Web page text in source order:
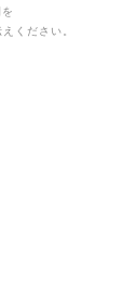
ください。